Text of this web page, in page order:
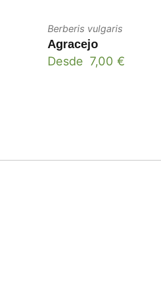
Berberis vulgaris
Agracejo
Desde 7,00 €